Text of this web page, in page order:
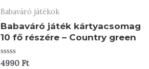
Babaváró játékok
Babaváró játék kártyacsomag
10 fő részére – Country green
Értékelés:
4990 Ft